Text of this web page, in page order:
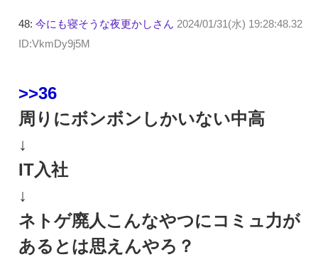
48: 今にも寝そうな夜更かしさん 2024/01/31(水) 19:28:48.32
ID:VkmDy9j5M
>>36
周りにボンボンしかいない中高
↓
IT入社
↓
ネトゲ廃人こんなやつにコミュ力が
あるとは思えんやろ？